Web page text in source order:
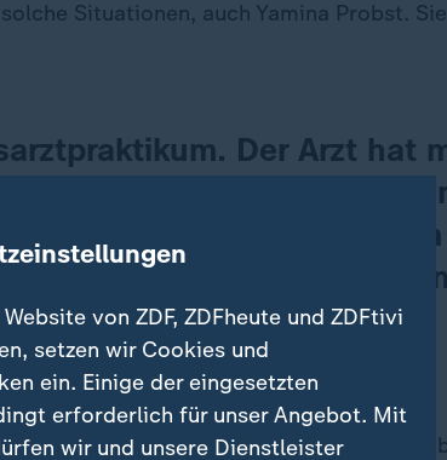
Situationen, auch Yamina Probst. Sie
Der Arzt hat
Namen vorgestellt.
gepackt, an meinem
Auch relativ weit
gewesen, dass sie sich nicht gewehrt
von ZDF, ZDFheute und ZDFtivi
setzen wir Cookies und
ein. Einige der eingesetzten
erforderlich für unser Angebot. Mit
wir und unsere Dienstleister